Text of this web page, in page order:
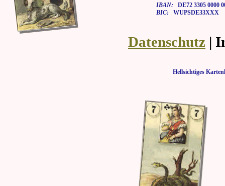
IBAN: DE72 3305 0000
BIC: WUPSDE33XXX
Datenschutz |
Hellsichtiges